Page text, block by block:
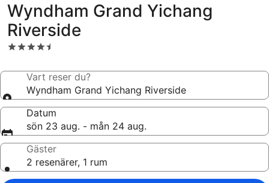
Wyndham Grand Yichang
Riverside
4.5-
boendeVart reser du?
Wyndham Grand Yichang Riverside
Datum
sön 23 aug. - mån 24 aug.
Gäster
2 resenärer, 1 rum